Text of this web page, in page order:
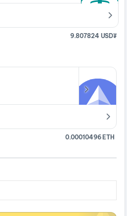
9.807824 USD₮
0.00010496 ETH